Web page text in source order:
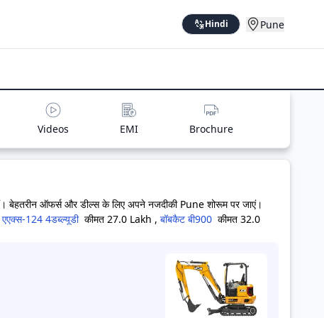
Hindi Pune
Videos EMI Brochure
बेहतरीन ऑफर्स और डील्स के लिए अपने नजदीकी Pune शोरूम पर जाएं।
124 4डब्ल्यूडी कीमत 27.0 Lakh , बॉबकैट बी900 कीमत 32.0